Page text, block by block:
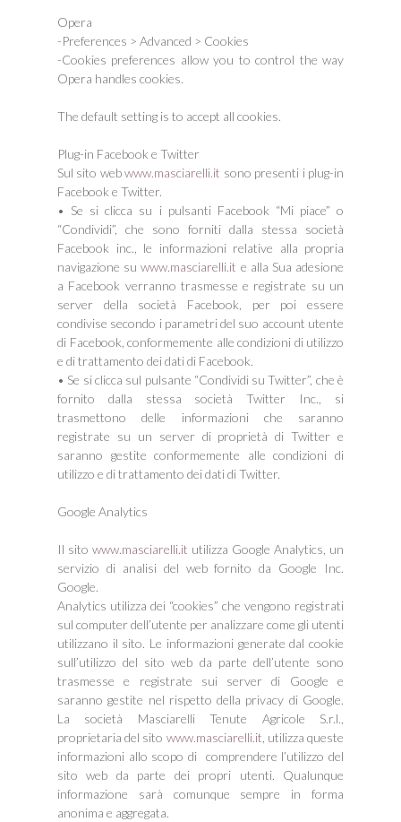
Opera
-Preferences > Advanced > Cookies
-Cookies preferences allow you to control the way
Opera handles cookies.
The default setting is to accept all cookies.
Plug-in Facebook e Twitter
Sul sito webwww.masciarelli.it sono presenti i plug-in
Facebook e Twitter.
• Se si clicca su i pulsanti Facebook “Mi piace” o
“Condividi”, che sono forniti dalla stessa società
Facebook inc., le informazioni relative alla propria
navigazione suwww.masciarelli.it e alla Sua adesione
a Facebook verranno trasmesse e registrate su un
server della società Facebook, per poi essere
condivise secondo i parametri del suo account utente
di Facebook, conformemente alle condizioni di utilizzo
e di trattamento dei dati di Facebook.
• Se si clicca sul pulsante “Condividi su Twitter”, che è
fornito dalla stessa società Twitter Inc., si
trasmettono delle informazioni che saranno
registrate su un server di proprietà di Twitter e
saranno gestite conformemente alle condizioni di
utilizzo e di trattamento dei dati di Twitter.
Google Analytics
Il sito www.masciarelli.it utilizza Google Analytics, un
servizio di analisi del web fornito da Google Inc.
Google.
Analytics utilizza dei “cookies” che vengono registrati
sul computer dell’utente per analizzare come gli utenti
utilizzano il sito. Le informazioni generate dal cookie
sull’utilizzo del sito web da parte dell’utente sono
trasmesse e registrate sui server di Google e
saranno gestite nel rispetto della privacy di Google.
La società Masciarelli Tenute Agricole S.r.l.,
proprietaria del sito www.masciarelli.it , utilizza queste
informazioni allo scopo di comprendere l’utilizzo del
sito web da parte dei propri utenti. Qualunque
informazione sarà comunque sempre in forma
anonima e aggregata.